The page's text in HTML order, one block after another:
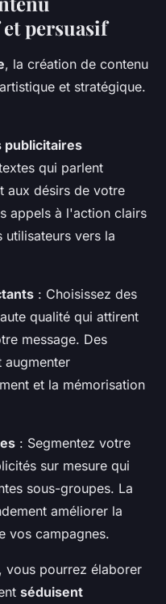
persuasif
, la création de contenu
et stratégique.
publicitaires
qui parlent
aux désirs de votre
appels à l'action clairs
vers la
: Choisissez des
qualité qui attirent
message. Des
augmenter
et la mémorisation
: Segmentez votre
sur mesure qui
sous-groupes. La
améliorer la
vos campagnes.
vous pourrez élaborer
séduisent